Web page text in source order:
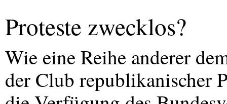
Proteste zwecklos?
Wie eine Reihe anderer
der Club republikanischer